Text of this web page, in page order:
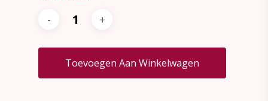
Toevoegen Aan Winkelwagen